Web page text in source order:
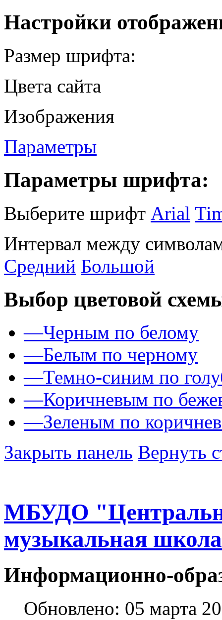
Настройки
Размер шрифта:
Цвета сайта
Изображения
Параметры
Параметры шрифта:
Выберите шрифт Arial
Интервал между
Средний Большой
Выбор цветовой
—Черным по белому
—Белым по черному
—Темно-синим по
—Коричневым по
—Зеленым по
Закрыть панель Вернуть
МБУДО
музыкальная
Информационно-
Обновлено: 05 марта